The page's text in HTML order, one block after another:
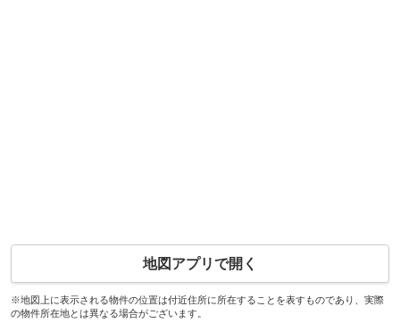
地図アプリで開く
※地図上に表示される物件の位置は付近住所に所在することを表すものであり、実際
の物件所在地とは異なる場合がございます。